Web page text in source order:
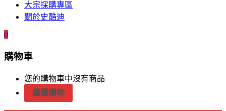
大宗採購專區
關於史酷迪
0
購物車
您的購物車中沒有商品
繼續購物